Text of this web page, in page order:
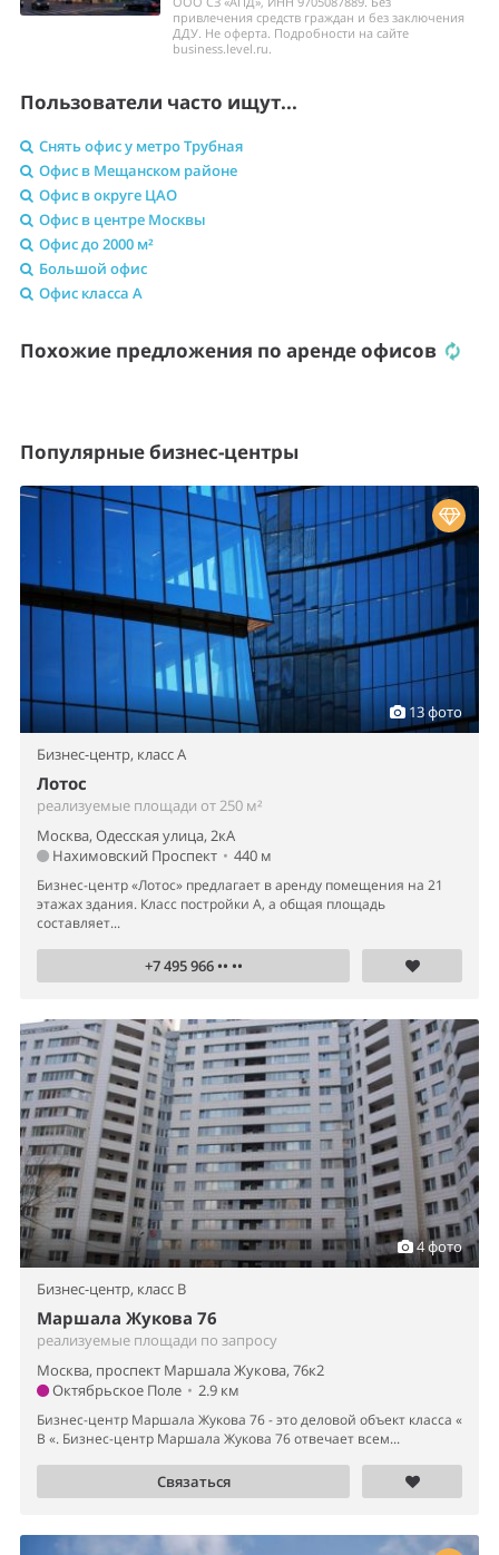
привлечения средств граждан и без заключения
ДДУ. Не оферта. Подробности на сайте
business.level.ru.
Пользователи часто ищут...
Снять офис у метро Трубная
Офис в Мещанском районе
Офис в округе ЦАО
Офис в центре Москвы
Офис до 2000 м²
Большой офис
Офис класса A
Похожие предложения по аренде офисов
Популярные бизнес-центры
13 фото
Бизнес-центр, класс A
Лотос
реализуемые площади от 250 м²
Москва, Одесская улица, 2кА
Нахимовский Проспект • 440 м
Бизнес-центр «Лотос» предлагает в аренду помещения на 21
этажах здания. Класс постройки А, а общая площадь
составляет...
+7 495 966 •• ••
4 фото
Бизнес-центр, класс B
Маршала Жукова 76
реализуемые площади по запросу
Москва, проспект Маршала Жукова, 76к2
Октябрьское Поле • 2.9 км
Бизнес-центр Маршала Жукова 76 - это деловой объект класса «
B «. Бизнес-центр Маршала Жукова 76 отвечает всем...
Связаться